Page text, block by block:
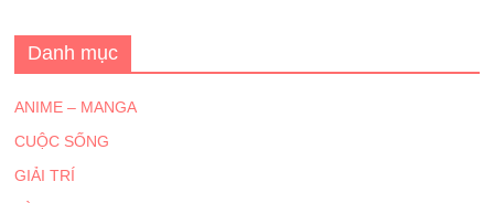
Danh mục
ANIME – MANGA
CUỘC SỐNG
GIẢI TRÍ